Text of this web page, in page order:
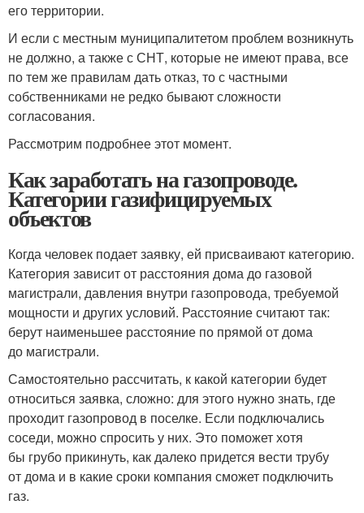
его территории.
И если с местным муниципалитетом проблем возникнуть
не должно, а также с СНТ, которые не имеют права, все
по тем же правилам дать отказ, то с частными
собственниками не редко бывают сложности
согласования.
Рассмотрим подробнее этот момент.
Как заработать на газопроводе.
Категории газифицируемых
объектов
Когда человек подает заявку, ей присваивают категорию.
Категория зависит от расстояния дома до газовой
магистрали, давления внутри газопровода, требуемой
мощности и других условий. Расстояние считают так:
берут наименьшее расстояние по прямой от дома
до магистрали.
Самостоятельно рассчитать, к какой категории будет
относиться заявка, сложно: для этого нужно знать, где
проходит газопровод в поселке. Если подключались
соседи, можно спросить у них. Это поможет хотя
бы грубо прикинуть, как далеко придется вести трубу
от дома и в какие сроки компания сможет подключить
газ.